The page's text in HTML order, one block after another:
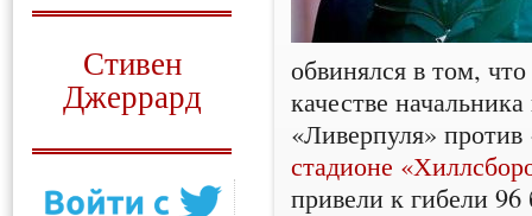
Стивен
Джеррард
обвинялся в том,
качестве
«Ливерпуля»
стадионе
привели к гибели